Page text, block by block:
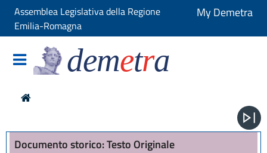
Assemblea Legislativa della Regione
Emilia-Romagna
My Demetra
demetra
Documento storico: Testo Originale